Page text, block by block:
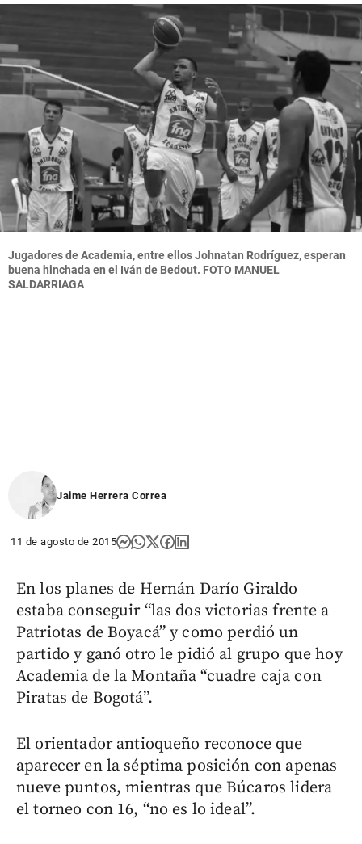
Jugadores de Academia, entre ellos Johnatan Rodríguez, esperan
buena hinchada en el Iván de Bedout. FOTO MANUEL
SALDARRIAGA
Jaime Herrera Correa
11 de agosto de 2015
En los planes de Hernán Darío Giraldo
estaba conseguir “las dos victorias frente a
Patriotas de Boyacá” y como perdió un
partido y ganó otro le pidió al grupo que hoy
Academia de la Montaña “cuadre caja con
Piratas de Bogotá”.
El orientador antioqueño reconoce que
aparecer en la séptima posición con apenas
nueve puntos, mientras que Búcaros lidera
el torneo con 16, “no es lo ideal”.